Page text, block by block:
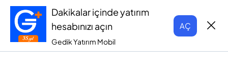
Dakikalar içinde yatırım
hesabınızı açın
Gedik Yatırım Mobil
AÇ